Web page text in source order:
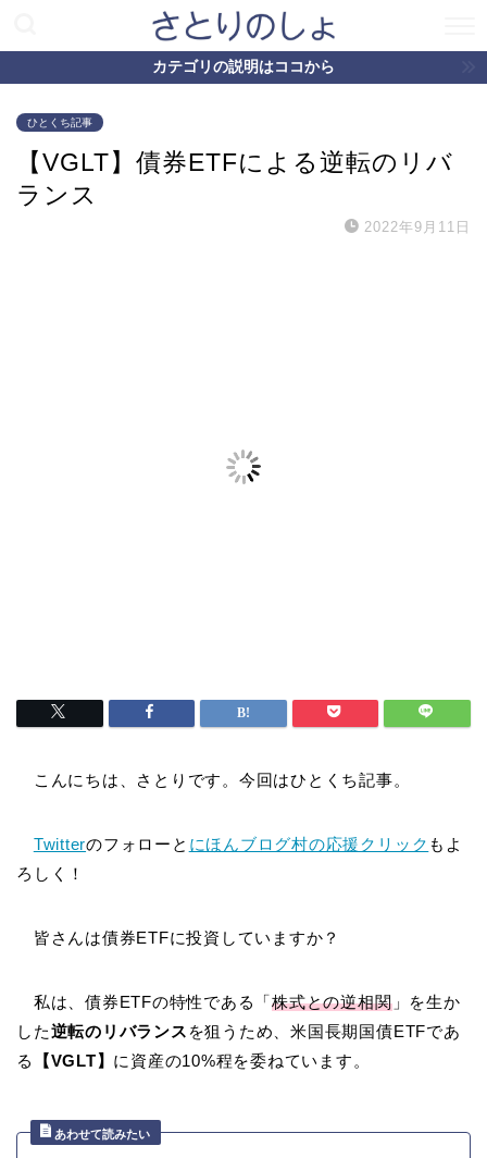
カテゴリの説明はココから
ひとくち記事
【VGLT】債券ETFによる逆転のリバ
ランス
2022年9月11日
こんにちは、さとりです。今回はひとくち記事。
Twitterのフォローと にほんブログ村の応援クリック もよ
ろしく！
皆さんは債券ETFに投資していますか？
私は、債券ETFの特性である「株式との逆相関」を生か
した逆転のリバランス を狙うため、米国長期国債ETFであ
る
【VGLT】 に資産の10%程を委ねています。